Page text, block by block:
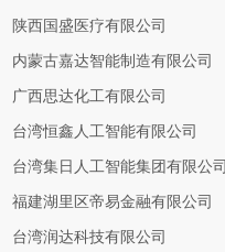
陕西国盛医疗有限公司
内蒙古嘉达智能制造有限公司
广西思达化工有限公司
台湾恒鑫人工智能有限公司
台湾集日人工智能集团有限公司
福建湖里区帝易金融有限公司
台湾润达科技有限公司